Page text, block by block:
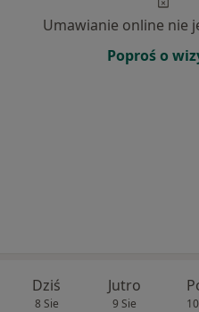
Umawianie online nie
Poproś o
Dziś
8 Sie
Jutro
9 Sie